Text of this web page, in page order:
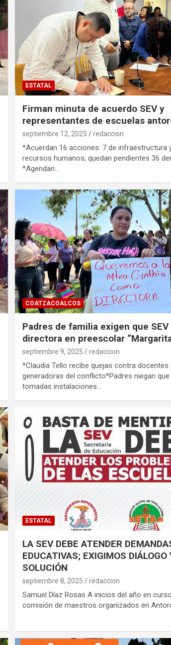
ESTATAL
Firman minuta de acuerdo SEV y
representantes de escuelas
septiembre 12, 2025 redaccion
*Acuerdan 16 acciones: 7 de infraestructura
recursos humanos; quedan pendientes 36
*Agendan…
COATZACOALCOS
Padres de familia exigen que
directora en preescolar
septiembre 9, 2025 redaccion
*Claudia Tello recibe quejas contra docentes
generadoras del conflicto*Padres niegan
tomadas instalaciones…
ESTATAL
LA SEV DEBE ATENDER
EDUCATIVAS; EXIGIMOS DIÁLOGO
SOLUCIÓN
septiembre 8, 2025 redaccion
Samuel Díaz Rosas A inicios del año en
comisión de maestros organizados en